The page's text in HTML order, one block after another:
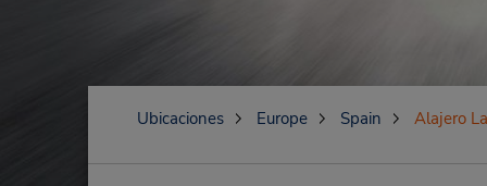
Ubicaciones Europe Spain Alajero